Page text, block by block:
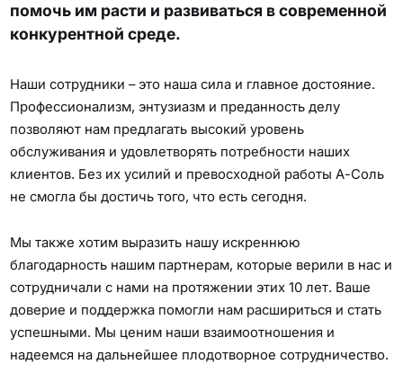
помочь им расти и развиваться в современной
конкурентной среде.
Наши сотрудники – это наша сила и главное достояние.
Профессионализм, энтузиазм и преданность делу
позволяют нам предлагать высокий уровень
обслуживания и удовлетворять потребности наших
клиентов. Без их усилий и превосходной работы А-Соль
не смогла бы достичь того, что есть сегодня.
Мы также хотим выразить нашу искреннюю
благодарность нашим партнерам, которые верили в нас и
сотрудничали с нами на протяжении этих 10 лет. Ваше
доверие и поддержка помогли нам расшириться и стать
успешными. Мы ценим наши взаимоотношения и
надеемся на дальнейшее плодотворное сотрудничество.